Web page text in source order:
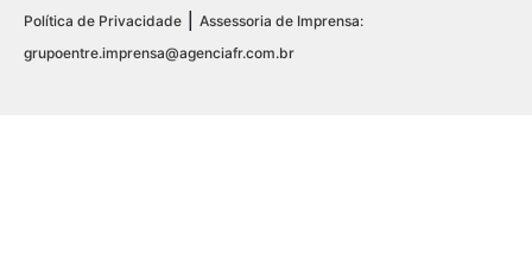
Política de Privacidade
Assessoria de Imprensa:
grupoentre.imprensa@agenciafr.com.br